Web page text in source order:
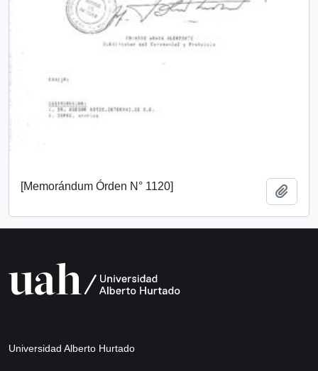
[Memorándum Órden N° 1120]
Universidad Alberto Hurtado